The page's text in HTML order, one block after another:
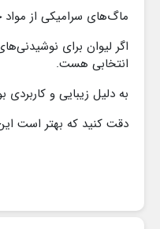
ماگ‌های سرامیکی از
اگر لیوان برای
انتخابی هست.
به دلیل زیبایی و
دقت کنید که بهتر است